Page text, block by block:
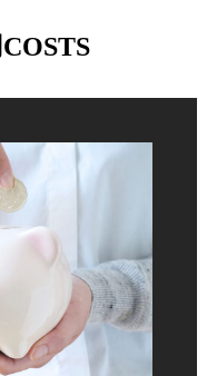
COSTS